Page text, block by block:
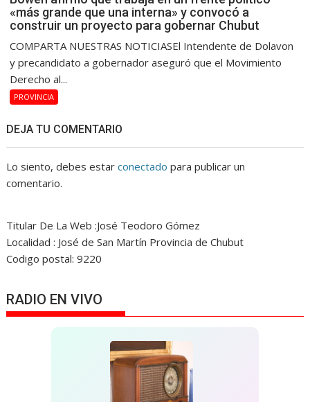
«más grande que una interna» y convocó a
construir un proyecto para gobernar Chubut
COMPARTA NUESTRAS NOTICIASEl Intendente de Dolavon
y precandidato a gobernador aseguró que el Movimiento
Derecho al...
PROVINCIA
DEJA TU COMENTARIO
Lo siento, debes estarconectado para publicar un
comentario.
Titular De La Web :José Teodoro Gómez
Localidad : José de San Martín Provincia de Chubut
Codigo postal: 9220
RADIO EN VIVO